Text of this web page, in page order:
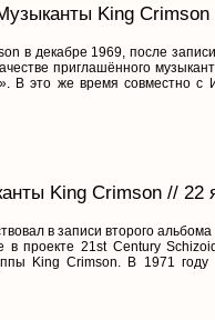
King Crimson
в декабре 1969, после
приглашённого
В это же время совместно с
King Crimson // 22
в записи второго
в проекте 21st Century
King Crimson. В 1971